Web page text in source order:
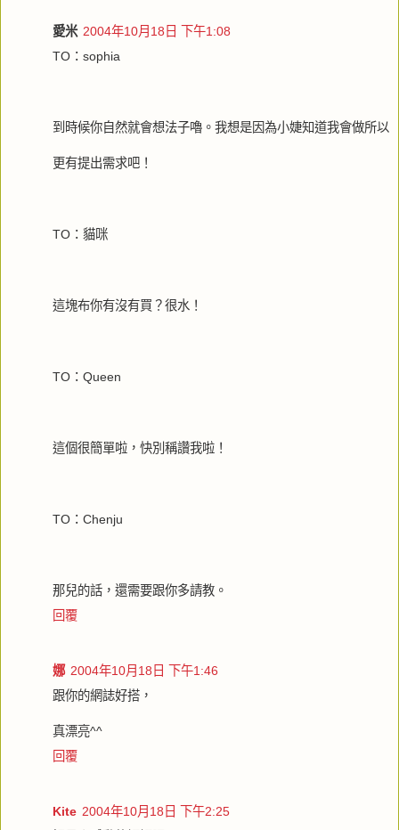
愛米 2004年10月18日 下午1:08
TO：sophia
到時候你自然就會想法子嚕。我想是因為小婕知道我會做所以
更有提出需求吧！
TO：貓咪
這塊布你有沒有買？很水！
TO：Queen
這個很簡單啦，快別稱讚我啦！
TO：Chenju
那兒的話，還需要跟你多請教。
回覆
娜 2004年10月18日 下午1:46
跟你的網誌好搭，
真漂亮^^
回覆
Kite 2004年10月18日 下午2:25